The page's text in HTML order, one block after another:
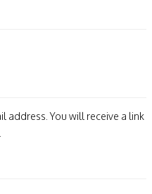
address. You will receive a link